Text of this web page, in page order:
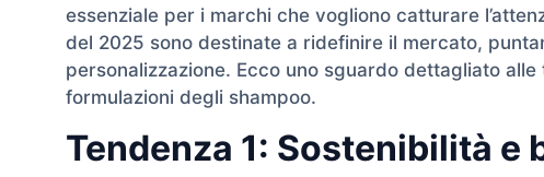
essenziale per i marchi che vogliono catturare
del 2025 sono destinate a ridefinire il mercato,
personalizzazione. Ecco uno sguardo dettagliato
formulazioni degli shampoo.
Tendenza 1: Sostenibilità e